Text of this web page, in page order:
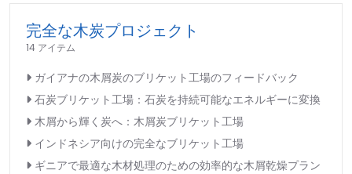
完全な木炭プロジェクト
14 アイテム
ガイアナの木屑炭のブリケット工場のフィードバック
石炭ブリケット工場：石炭を持続可能なエネルギーに変換
木屑から輝く炭へ：木屑炭ブリケット工場
インドネシア向けの完全なブリケット工場
ギニアで最適な木材処理のための効率的な木屑乾燥プラン